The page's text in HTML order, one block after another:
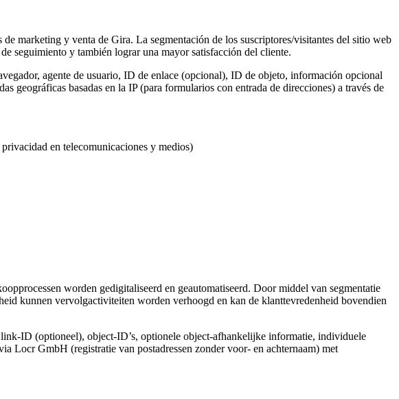
marketing y venta de Gira. La segmentación de los suscriptores/visitantes del sitio web
seguimiento y también lograr una mayor satisfacción del cliente.
agente de usuario, ID de enlace (opcional), ID de objeto, información opcional
geográficas basadas en la IP (para formularios con entrada de direcciones) a través de
en telecomunicaciones y medios)
worden gedigitaliseerd en geautomatiseerd. Door middel van segmentatie
kunnen vervolgactiviteiten worden verhoogd en kan de klanttevredenheid bovendien
ID (optioneel), object-ID’s, optionele object-afhankelijke informatie, individuele
Locr GmbH (registratie van postadressen zonder voor- en achternaam) met